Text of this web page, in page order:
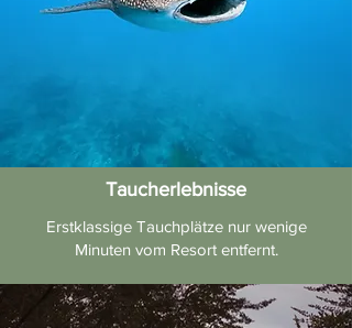
Taucherlebnisse
Erstklassige Tauchplätze nur wenige
Minuten vom Resort entfernt.